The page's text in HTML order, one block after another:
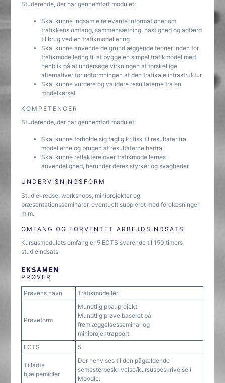
Studerende, der har gennemført modulet:
Skal kunne indsamle relevante informationer om
trafikkens omfang, sammensætning, hastighed og adfærd
til brug ved en trafikmodellering
Skal kunne anvende de grundlæggende teorier inden for
trafikmodellering til at bygge en simpel trafikmodel med
henblik på at undersøge virkningen af forskellige
alternativer for udformningen af den trafikale infrastruktur
Skal kunne vurdere og validere resultaterne fra en
modelkørsel
KOMPETENCER
Studerende, der har gennemført modulet:
Skal kunne forholde sig faglig kritisk til resultater fra
modellerne og brugen af resultaterne herfra
Skal kunne reflektere over trafikmodellernes
anvendelighed, herunder deres styrker og svagheder
UNDERVISNINGSFORM
Studiekredse, workshops, miniprojekter og
præsentationsseminarer, eventuelt suppleret med forelæsninger
m.m.
OMFANG OG FORVENTET ARBEJDSINDSATS
Kursusmodulets omfang er 5 ECTS svarende til 150 timers
studieindsats.
EKSAMEN
PRØVER
Prøvens navn Trafikmodeller
Prøveform
Mundtlig pba. projekt
Mundtlig prøve baseret på
fremlæggelsesseminar og
miniprojektrapport
ECTS
5
Tilladte
hjælpemidler
Der henvises til den pågældende
semesterbeskrivelse/kursusbeskrivelse i
Moodle.